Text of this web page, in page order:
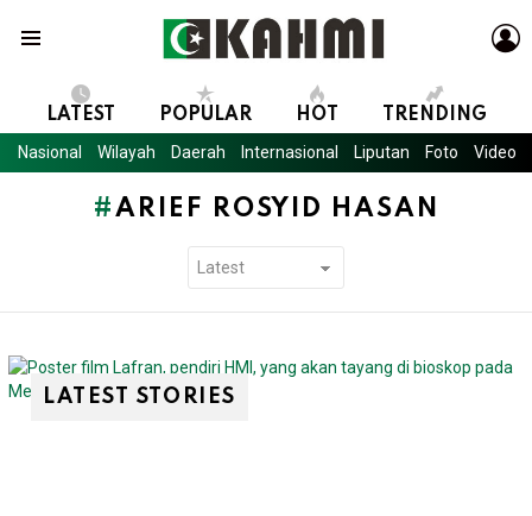
LATEST POPULAR HOT
TRENDING
Nasional
Wilayah Daerah Internasional Liputan Foto Video
ARIEF ROSYID HASAN
LATEST STORIES